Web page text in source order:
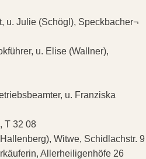
u. Julie (Schögl), Speckbacher¬
u. Elise (Wallner),
u. Franziska
T 32 08
Witwe, Schidlachstr. 9
Allerheiligenhöfe 26